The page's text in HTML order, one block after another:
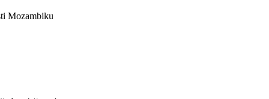
Mozambiku